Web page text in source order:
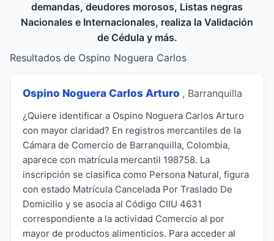
demandas, deudores morosos, Listas negras
Nacionales e Internacionales, realiza la Validación
de Cédula y más.
Resultados de Ospino Noguera Carlos
Ospino Noguera Carlos Arturo , Barranquilla
¿Quiere identificar a Ospino Noguera Carlos Arturo
con mayor claridad? En registros mercantiles de la
Cámara de Comercio de Barranquilla, Colombia,
aparece con matrícula mercantil 198758. La
inscripción se clasifica como Persona Natural, figura
con estado Matrícula Cancelada Por Traslado De
Domicilio y se asocia al Código CIIU 4631
correspondiente a la actividad Comercio al por
mayor de productos alimenticios. Para acceder al